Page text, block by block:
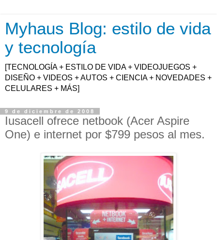
Myhaus Blog: estilo de vida
y tecnología
[TECNOLOGÍA + ESTILO DE VIDA + VIDEOJUEGOS +
DISEÑO + VIDEOS + AUTOS + CIENCIA + NOVEDADES +
CELULARES + MÁS]
9 de diciembre de 2008
Iusacell ofrece netbook (Acer Aspire
One) e internet por $799 pesos al mes.